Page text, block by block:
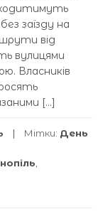
заїзду на
від
вулицями
Власників
[…]
Мітки: День